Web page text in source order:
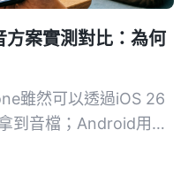
案實測對比：為何
雖然可以透過iOS 26
到音檔；Android用戶